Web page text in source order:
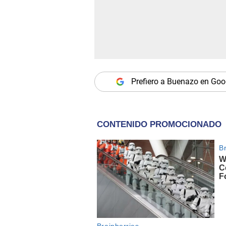
Prefiero a Buenazo en